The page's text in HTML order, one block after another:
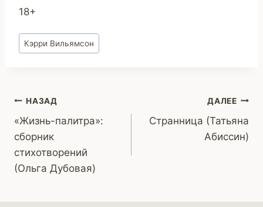
18+
Метки
записи:
Кэрри Вильямсон
Навигация
по
записям
НАЗАД
«Жизнь-палитра»:
сборник
стихотворений
(Ольга Дубовая)
ДАЛЕЕ
Странница (Татьяна
Абиссин)